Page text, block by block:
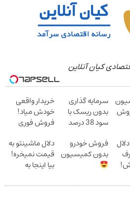
کیان آنلاین
سرمایه گذاری
بدون ریسک با
سود 38 درصد
خریدار واقعی
خودش میاد!
فروش فوری
مکانیک
فروش خودرو
بدون کمیسیون
دلال ماشینتو به
قیمت نمیخره!
بیا اینجا به
بفروش*فقط